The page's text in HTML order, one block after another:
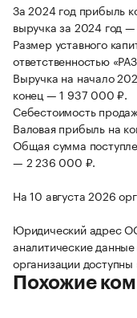
За 2024 год прибыль
выручка за 2024 год
Размер уставного
ответственностью
Выручка на начало
конец — 1 937 000 ₽.
Себестоимость
Валовая прибыль на
Общая сумма
— 2 236 000 ₽.
На 10 августа 2026
Юридический адрес
аналитические
организации
Похожие